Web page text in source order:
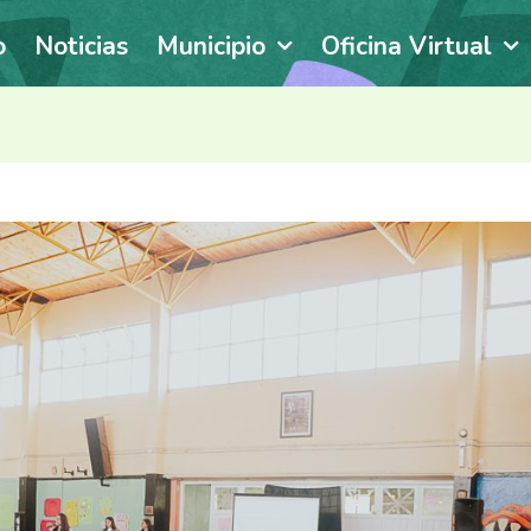
Noticias Municipio Oficina Virtual